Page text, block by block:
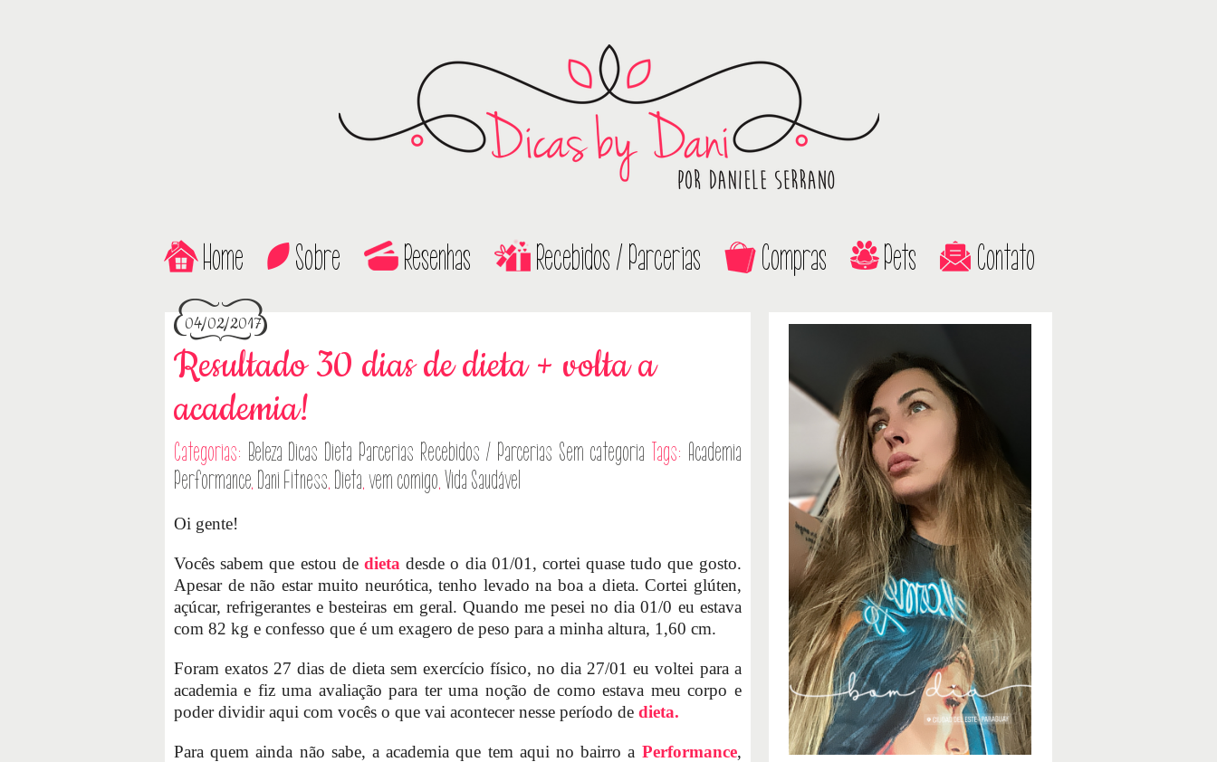
Home Sobre Resenhas Recebidos / Parcerias Compras Pets Contato
04/02/2017
Resultado 30 dias de dieta + volta a
academia!
Categorias: Beleza Dicas Dieta Parcerias Recebidos / Parcerias Sem categoria Tags: Academia
Performance, Dani Fitness, Dieta,vem comigo,Vida Saudável
Oi gente!
Vocês sabem que estou de dieta desde o dia 01/01, cortei quase tudo que gosto.
Apesar de não estar muito neurótica, tenho levado na boa a dieta. Cortei glúten,
açúcar, refrigerantes e besteiras em geral. Quando me pesei no dia 01/0 eu estava
com 82 kg e confesso que é um exagero de peso para a minha altura, 1,60 cm.
Foram exatos 27 dias de dieta sem exercício físico, no dia 27/01 eu voltei para a
academia e fiz uma avaliação para ter uma noção de como estava meu corpo e
poder dividir aqui com vocês o que vai acontecer nesse período de dieta.
Para quem ainda não sabe, a academia que tem aqui no bairro a Performance,